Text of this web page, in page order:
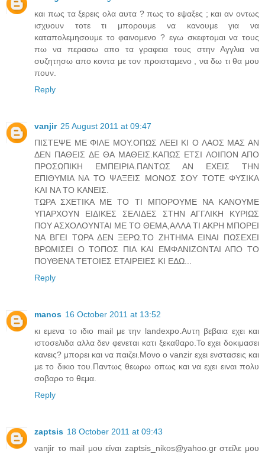
και πως τα ξερεις ολα αυτα ? πως το εψαξες ; και αν οντως
ισχυουν τοτε τι μπορουμε να κανουμε για να
καταπολεμησουμε το φαινομενο ? εγω σκεφτομαι να τους
πω να περασω απο τα γραφεια τους στην Αγγλια να
συζητησω απο κοντα με τον προισταμενο , να δω τι θα μου
πουν.
Reply
vanjir 25 August 2011 at 09:47
ΠΙΣΤΕΨΕ ΜΕ ΦΙΛΕ ΜΟΥ.ΟΠΩΣ ΛΕΕΙ ΚΙ Ο ΛΑΟΣ ΜΑΣ ΑΝ
ΔΕΝ ΠΑΘΕΙΣ ΔΕ ΘΑ ΜΑΘΕΙΣ.ΚΑΠΩΣ ΕΤΣΙ ΛΟΙΠΟΝ ΑΠΟ
ΠΡΟΣΩΠΙΚΗ ΕΜΠΕΙΡΙΑ.ΠΑΝΤΩΣ ΑΝ ΕΧΕΙΣ ΤΗΝ
ΕΠΙΘΥΜΙΑ ΝΑ ΤΟ ΨΑΞΕΙΣ ΜΟΝΟΣ ΣΟΥ ΤΟΤΕ ΦΥΣΙΚΑ
ΚΑΙ ΝΑ ΤΟ ΚΑΝΕΙΣ.
ΤΩΡΑ ΣΧΕΤΙΚΑ ΜΕ ΤΟ ΤΙ ΜΠΟΡΟΥΜΕ ΝΑ ΚΑΝΟΥΜΕ
ΥΠΑΡΧΟΥΝ ΕΙΔΙΚΕΣ ΣΕΛΙΔΕΣ ΣΤΗΝ ΑΓΓΛΙΚΗ ΚΥΡΙΩΣ
ΠΟΥ ΑΣΧΟΛΟΥΝΤΑΙ ΜΕ ΤΟ ΘΕΜΑ,ΑΛΛΑ ΤΙ ΑΚΡΗ ΜΠΟΡΕΙ
ΝΑ ΒΓΕΙ ΤΩΡΑ ΔΕΝ ΞΕΡΩ.ΤΟ ΖΗΤΗΜΑ ΕΙΝΑΙ ΠΩΣΕΧΕΙ
ΒΡΩΜΙΣΕΙ Ο ΤΟΠΟΣ ΠΙΑ ΚΑΙ ΕΜΦΑΝΙΖΟΝΤΑΙ ΑΠΟ ΤΟ
ΠΟΥΘΕΝΑ ΤΕΤΟΙΕΣ ΕΤΑΙΡΕΙΕΣ ΚΙ ΕΔΩ...
Reply
manos 16 October 2011 at 13:52
κι εμενα το ιδιο mail με την landexpo.Αυτη βεβαια εχει και
ιστοσελιδα αλλα δεν φενεται κατι ξεκαθαρο.Το εχει δοκιμασει
κανεις? μπορει και να παιζει.Μονο ο vanzir εχει ενστασεις και
με το δικιο του.Παντως θεωρω οπως και να εχει ειναι πολυ
σοβαρο το θεμα.
Reply
zaptsis 18 October 2011 at 09:43
vanjir το mail μου είναι zaptsis_nikos@yahoo.gr στείλε μου